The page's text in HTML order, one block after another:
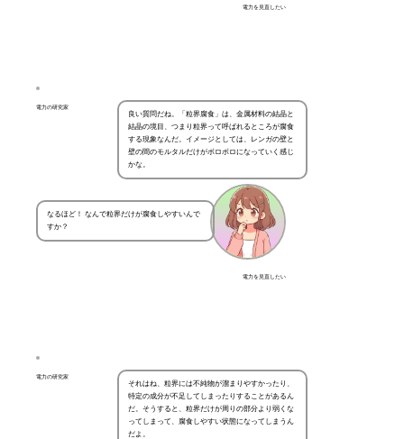
電力を見直したい
電力の研究家
良い質問だね。「粒界腐食」は、金属材料の結晶と
結晶の境目、つまり粒界って呼ばれるところが腐食
する現象なんだ。イメージとしては、レンガの壁と
壁の間のモルタルだけがボロボロになっていく感じ
かな。
電力を見直したい
なるほど！ なんで粒界だけが腐食しやすいんで
すか？
電力の研究家
それはね、粒界には不純物が溜まりやすかったり、
特定の成分が不足してしまったりすることがあるん
だ。そうすると、粒界だけが周りの部分より弱くな
ってしまって、腐食しやすい状態になってしまうん
だよ。